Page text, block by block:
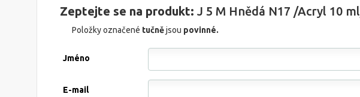
Zeptejte se na produkt: J 5 M Hnědá N17 /Acryl 10
Položky označené tučnějsou povinné.
Jméno
E-mail